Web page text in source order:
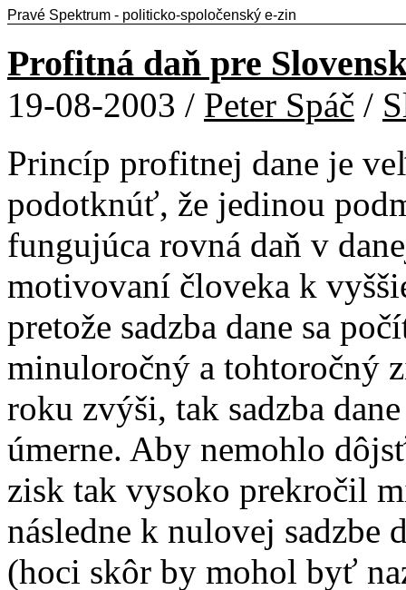
Pravé Spektrum - politicko-spoločenský e-zin
Profitná daň pre
19-08-2003 / Peter Spáč /
Princíp profitnej dane je
podotknúť, že jedinou
fungujúca rovná daň v
motivovaní človeka k
pretože sadzba dane sa
minuloročný a tohtoročný
roku zvýši, tak sadzba
úmerne. Aby nemohlo
zisk tak vysoko prekročil
následne k nulovej sadzbe
(hoci skôr by mohol byť